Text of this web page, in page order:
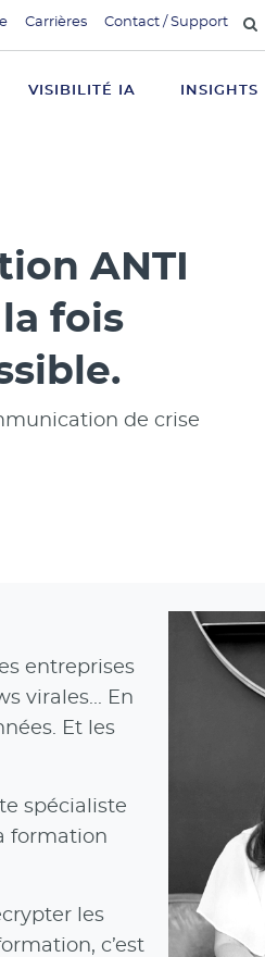
Carrières Contact / Support
VISIBILITÉ IA INSIGHTS
ANTI
la fois
de crise
entreprises
virales... En
Et les
spécialiste
formation
les
c’est